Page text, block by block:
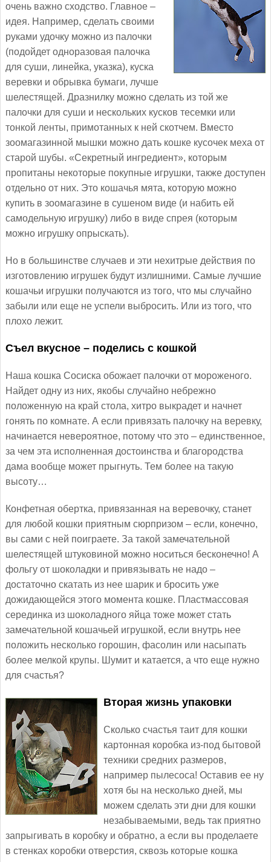
очень важно сходство. Главное –
идея. Например, сделать своими
руками удочку можно из палочки
(подойдет одноразовая палочка
для суши, линейка, указка), куска
веревки и обрывка бумаги, лучше
шелестящей. Дразнилку можно сделать из той же
палочки для суши и нескольких кусков тесемки или
тонкой ленты, примотанных к ней скотчем. Вместо
зоомагазинной мышки можно дать кошке кусочек меха от
старой шубы. «Секретный ингредиент», которым
пропитаны некоторые покупные игрушки, также доступен
отдельно от них. Это кошачья мята, которую можно
купить в зоомагазине в сушеном виде (и набить ей
самодельную игрушку) либо в виде спрея (которым
можно игрушку опрыскать).
Но в большинстве случаев и эти нехитрые действия по
изготовлению игрушек будут излишними. Самые лучшие
кошачьи игрушки получаются из того, что мы случайно
забыли или еще не успели выбросить. Или из того, что
плохо лежит.
Съел вкусное – поделись с кошкой
Наша кошка Сосиска обожает палочки от мороженого.
Найдет одну из них, якобы случайно небрежно
положенную на край стола, хитро выкрадет и начнет
гонять по комнате. А если привязать палочку на веревку,
начинается невероятное, потому что это – единственное,
за чем эта исполненная достоинства и благородства
дама вообще может прыгнуть. Тем более на такую
высоту…
Конфетная обертка, привязанная на веревочку, станет
для любой кошки приятным сюрпризом – если, конечно,
вы сами с ней поиграете. За такой замечательной
шелестящей штуковиной можно носиться бесконечно! А
фольгу от шоколадки и привязывать не надо –
достаточно скатать из нее шарик и бросить уже
дожидающейся этого момента кошке. Пластмассовая
серединка из шоколадного яйца тоже может стать
замечательной кошачьей игрушкой, если внутрь нее
положить несколько горошин, фасолин или насыпать
более мелкой крупы. Шумит и катается, а что еще нужно
для счастья?
Вторая жизнь упаковки
Сколько счастья таит для кошки
картонная коробка из-под бытовой
техники средних размеров,
например пылесоса! Оставив ее ну
хотя бы на несколько дней, мы
можем сделать эти дни для кошки
незабываемыми, ведь так приятно
запрыгивать в коробку и обратно, а если вы проделаете
в стенках коробки отверстия, сквозь которые кошка